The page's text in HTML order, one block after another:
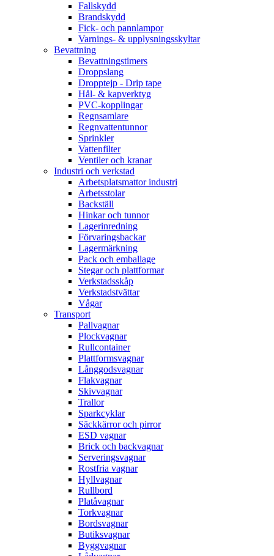
Fallskydd
Brandskydd
Fick- och pannlampor
Varnings- & upplysningsskyltar
Bevattning
Bevattningstimers
Droppslang
Dropptejp - Drip tape
Hål- & kapverktyg
PVC-kopplingar
Regnsamlare
Regnvattentunnor
Sprinkler
Vattenfilter
Ventiler och kranar
Industri och verkstad
Arbetsplatsmattor industri
Arbetsstolar
Backställ
Hinkar och tunnor
Lagerinredning
Förvaringsbackar
Lagermärkning
Pack och emballage
Stegar och plattformar
Verkstadsskåp
Verkstadstvättar
Vågar
Transport
Pallvagnar
Plockvagnar
Rullcontainer
Plattformsvagnar
Långgodsvagnar
Flakvagnar
Skivvagnar
Trallor
Sparkcyklar
Säckkärror och pirror
ESD vagnar
Brick och backvagnar
Serveringsvagnar
Rostfria vagnar
Hyllvagnar
Rullbord
Platåvagnar
Torkvagnar
Bordsvagnar
Butiksvagnar
Byggvagnar